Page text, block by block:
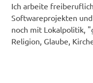
Ich arbeite
Softwareprojekten
noch mit Lokalpolitik,
Religion, Glaube,